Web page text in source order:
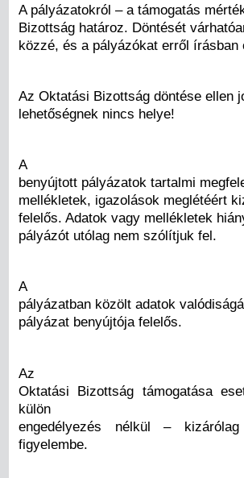
A pályázatokról – a támogatás
Bizottság határoz. Döntését
közzé, és a pályázókat erről írásban
Az Oktatási Bizottság döntése ellen
lehetőségnek nincs helye!
A
benyújtott pályázatok tartalmi
mellékletek, igazolások meglétéért
felelős. Adatok vagy mellékletek
pályázót utólag nem szólítjuk fel.
A
pályázatban közölt adatok
pályázat benyújtója felelős.
Az
Oktatási Bizottság támogatása
külön
engedélyezés nélkül –
figyelembe.